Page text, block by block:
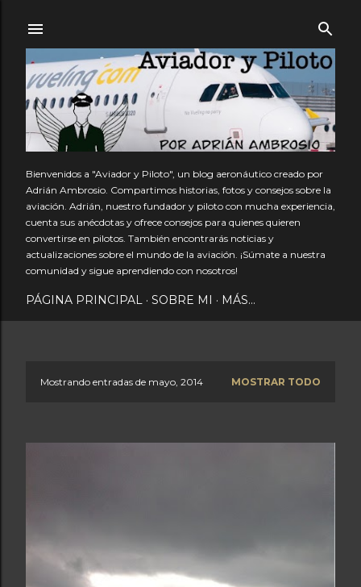
Bienvenidos a "Aviador y Piloto", un blog aeronáutico creado por
Adrián Ambrosio. Compartimos historias, fotos y consejos sobre la
aviación. Adrián, nuestro fundador y piloto con mucha experiencia,
cuenta sus anécdotas y ofrece consejos para quienes quieren
convertirse en pilotos. También encontrarás noticias y
actualizaciones sobre el mundo de la aviación. ¡Súmate a nuestra
comunidad y sigue aprendiendo con nosotros!
PÁGINA PRINCIPAL SOBRE MI MÁS…
d
Mostrando entradas de mayo, 2014 MOSTRAR TODO